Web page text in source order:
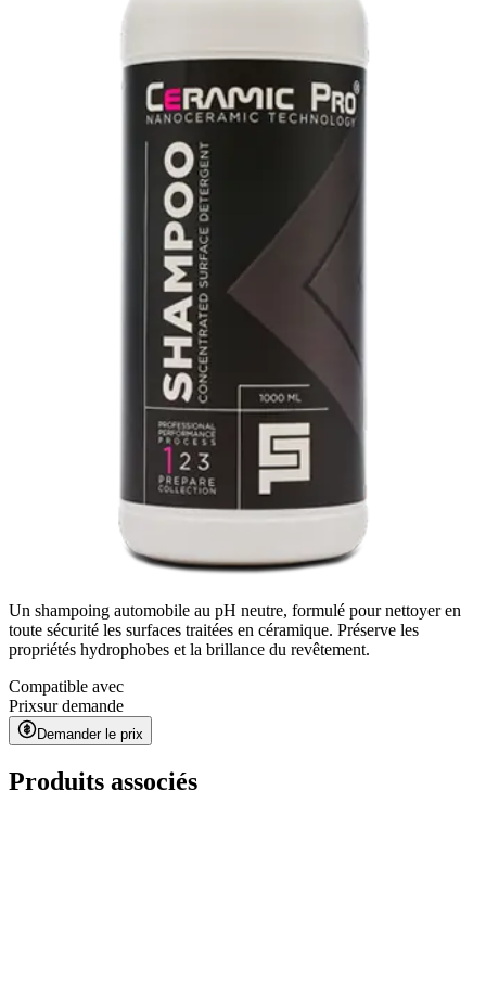
Un shampoing automobile au pH neutre, formulé pour nettoyer en
toute sécurité les surfaces traitées en céramique. Préserve les
propriétés hydrophobes et la brillance du revêtement.
Compatible avec
Prixsur demande
Demander le prix
Produits associés